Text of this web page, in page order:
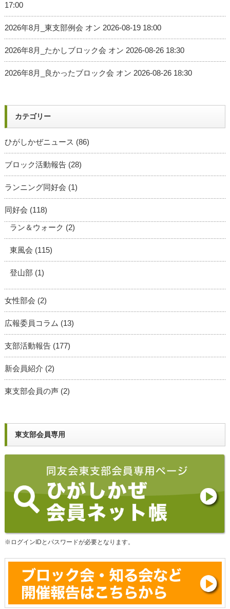
17:00
2026年8月_東支部例会 オン 2026-08-19 18:00
2026年8月_たかしブロック会 オン 2026-08-26 18:30
2026年8月_良かったブロック会 オン 2026-08-26 18:30
カテゴリー
ひがしかぜニュース (86)
ブロック活動報告(28)
ランニング同好会 (1)
同好会 (118)
ラン＆ウォーク (2)
東風会 (115)
登山部 (1)
女性部会 (2)
広報委員コラム (13)
支部活動報告(177)
新会員紹介 (2)
東支部会員の声(2)
東支部会員専用
※ログインIDとパスワードが必要となります。